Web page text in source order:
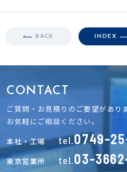
BACK INDEX
CONTACT
ご質問・お見積りのご要望があり
お気軽にご相談ください。
本社・工場
tel.0749-
東京営業所 tel.03-